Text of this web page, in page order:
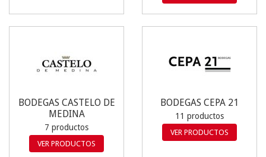
BODEGAS CASTELO DE
MEDINA
7 productos
VER PRODUCTOS
BODEGAS CEPA 21
11 productos
VER PRODUCTOS